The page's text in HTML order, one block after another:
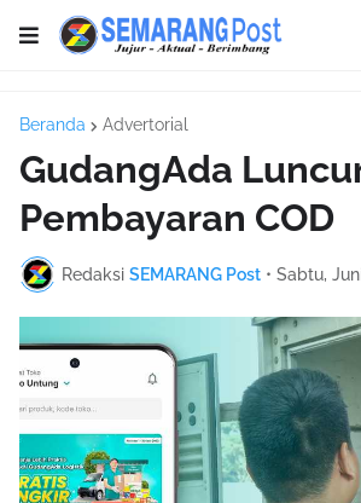
Beranda Advertorial
GudangAda
Pembayaran COD
Redaksi SEMARANG Post • Sabtu,